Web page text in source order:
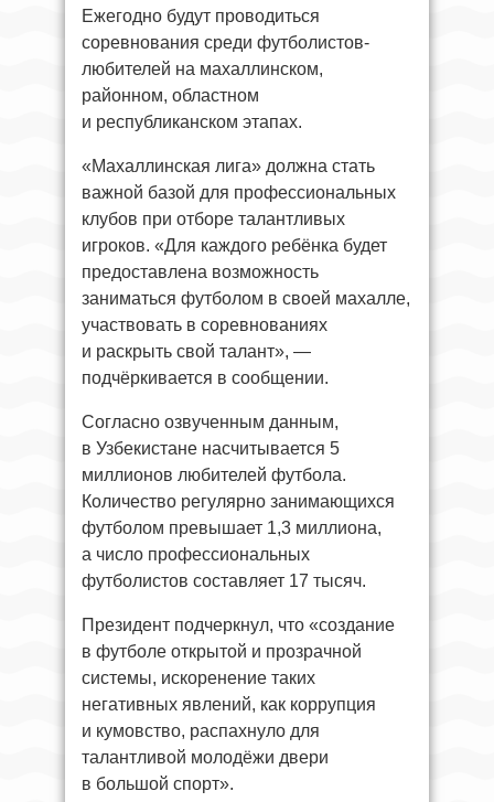
Ежегодно будут проводиться
соревнования среди футболистов-
любителей на махаллинском,
районном, областном
и республиканском этапах.
«Махаллинская лига» должна стать
важной базой для профессиональных
клубов при отборе талантливых
игроков. «Для каждого ребёнка будет
предоставлена возможность
заниматься футболом в своей махалле,
участвовать в соревнованиях
и раскрыть свой талант», —
подчёркивается в сообщении.
Согласно озвученным данным,
в Узбекистане насчитывается 5
миллионов любителей футбола.
Количество регулярно занимающихся
футболом превышает 1,3 миллиона,
а число профессиональных
футболистов составляет 17 тысяч.
Президент подчеркнул, что «создание
в футболе открытой и прозрачной
системы, искоренение таких
негативных явлений, как коррупция
и кумовство, распахнуло для
талантливой молодёжи двери
в большой спорт».